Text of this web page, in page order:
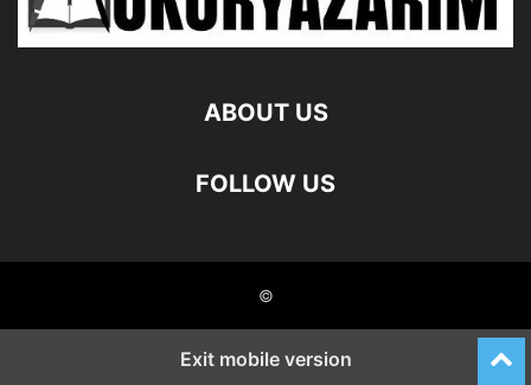
ABOUT US
FOLLOW US
©
Exit mobile version